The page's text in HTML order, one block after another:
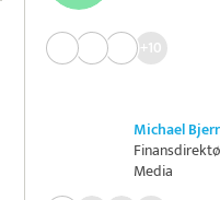
+10
Michael
Media